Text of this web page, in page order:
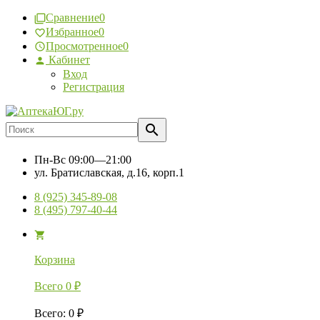
Сравнение0
Избранное0
Просмотренное0
Кабинет
Вход
Регистрация
Пн-Вс 09:00—21:00
ул. Братиславская, д.16, корп.1
8 (925) 345-89-08
8 (495) 797-40-44
Корзина
Всего 0 ₽
Всего: 0 ₽